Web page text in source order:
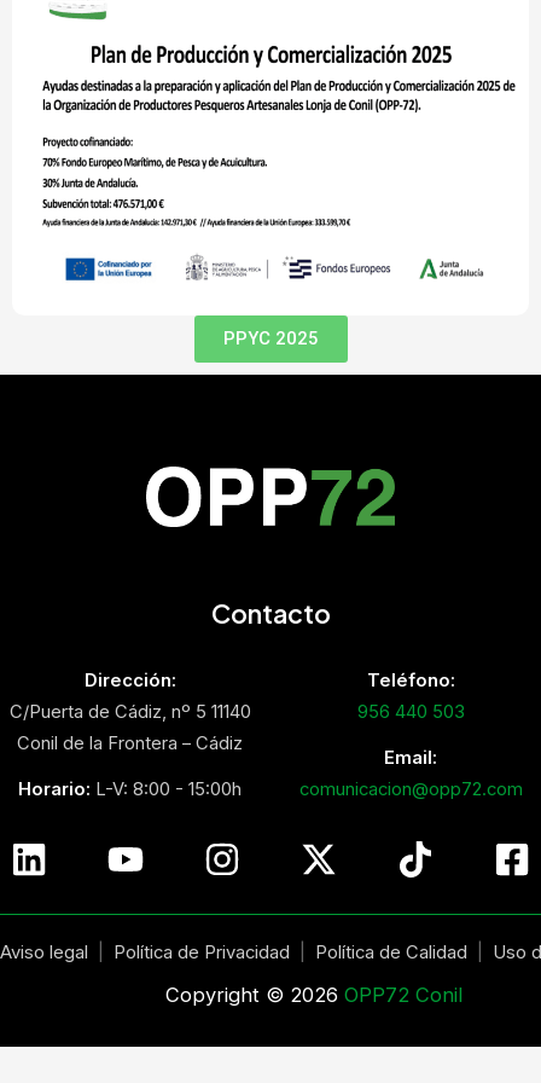
PPYC 2025
Contacto
Dirección:
C/Puerta de Cádiz, nº 5 11140
Conil de la Frontera – Cádiz
Horario: L-V: 8:00 - 15:00h
Teléfono:
956 440 503
Email:
comunicacion@opp72.com
Aviso legal Política de Privacidad Política de Calidad Uso
Copyright © 2026 OPP72 Conil